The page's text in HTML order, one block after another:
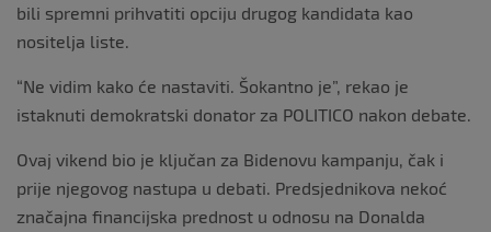
bili spremni prihvatiti opciju drugog kandidata kao
nositelja liste.
“Ne vidim kako će nastaviti. Šokantno je”, rekao je
istaknuti demokratski donator za POLITICO nakon debate.
Ovaj vikend bio je ključan za Bidenovu kampanju, čak i
prije njegovog nastupa u debati. Predsjednikova nekoć
značajna financijska prednost u odnosu na Donalda